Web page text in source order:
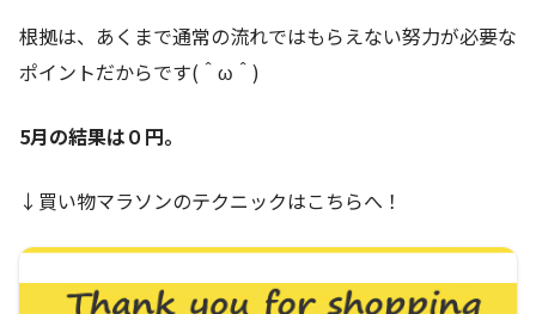
根拠は、あくまで通常の流れではもらえない努力が必要な
ポイントだからです(＾ω＾)
5月の結果は０円。
↓買い物マラソンのテクニックはこちらへ！